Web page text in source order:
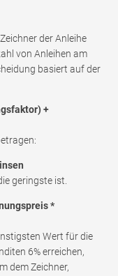
der Anleihe
von Anleihen am
basiert auf der
+
geringste ist.
*
Wert für die
6% erreichen,
dem Zeichner,